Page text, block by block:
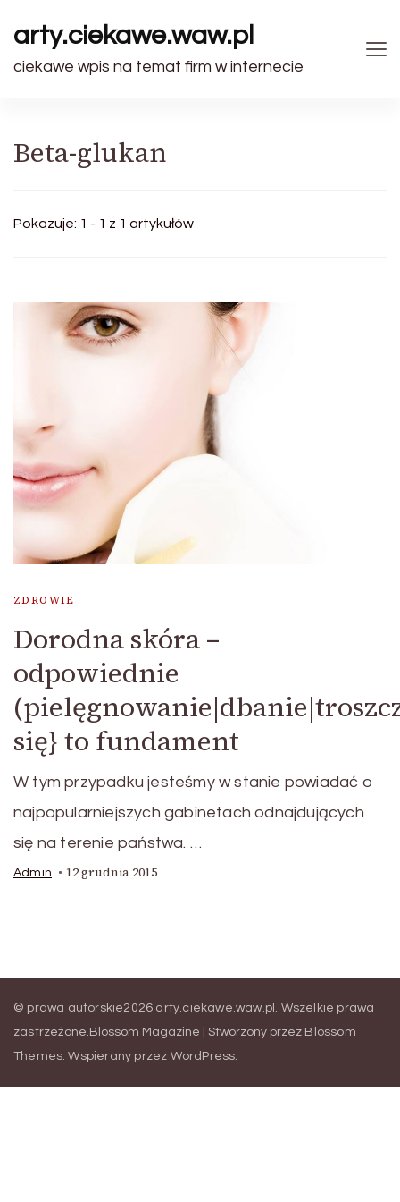
arty.ciekawe.waw.pl
ciekawe wpis na temat firm w internecie
Beta-glukan
Pokazuje: 1 - 1 z 1 artykułów
ZDROWIE
Dorodna skóra –
odpowiednie
się} to fundament
W tym przypadku jesteśmy w stanie powiadać o
najpopularniejszych gabinetach odnajdujących
się na terenie państwa. …
Admin 12 grudnia 2015
© prawa autorskie2026 arty.ciekawe.waw.pl . Wszelkie prawa
zastrzeżone. Blossom Magazine | Stworzony przez Blossom
Themes. Wspierany przez WordPress.